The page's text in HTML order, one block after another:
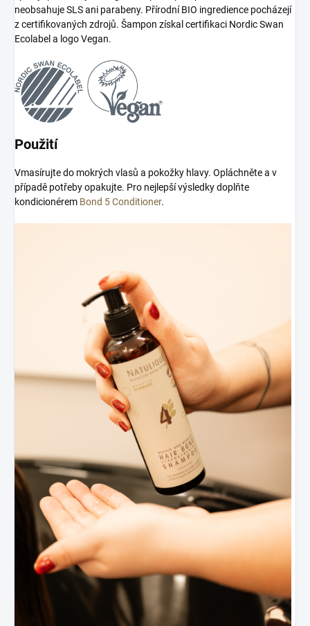
neobsahuje SLS ani parabeny. Přírodní BIO ingredience pocházejí
z certifikovaných zdrojů. Šampon získal certifikaci Nordic Swan
Ecolabel a logo Vegan.
Použití
Vmasírujte do mokrých vlasů a pokožky hlavy. Opláchněte a v
případě potřeby opakujte. Pro nejlepší výsledky doplňte
kondicionérem Bond 5 Conditioner.